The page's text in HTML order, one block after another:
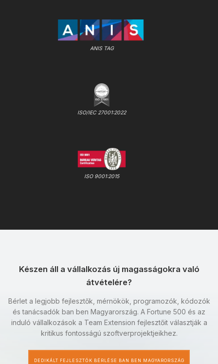
ANIS TAG
ISO/IEC 27001:2022
ISO 9001:2015
Készen áll a vállalkozás új magasságokra való
átvételére?
Bérlet a legjobb fejlesztők, mérnökök, programozók, kódozók
és tanácsadók ban ben Magyarország. A Fortune 500 és az
induló vállalkozások a Team Extension fejlesztőit választják a
kritikus fontosságú szoftverprojektjeikhez.
DEDIKÁLT FEJLESZTŐK BÉRLÉSE BAN BEN MAGYARORSZÁG